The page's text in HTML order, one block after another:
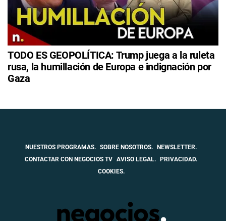
TODO ES GEOPOLÍTICA: Trump juega a la ruleta
rusa, la humillación de Europa e indignación por
Gaza
NUESTROS PROGRAMAS. SOBRE NOSOTROS. NEWSLETTER.
CONTACTAR CON NEGOCIOS TV AVISO LEGAL. PRIVACIDAD.
COOKIES.